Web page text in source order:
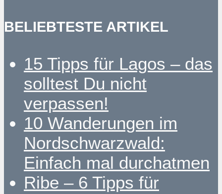
BELIEBTESTE ARTIKEL
15 Tipps für Lagos – das
solltest Du nicht
verpassen!
10 Wanderungen im
Nordschwarzwald:
Einfach mal durchatmen
Ribe – 6 Tipps für